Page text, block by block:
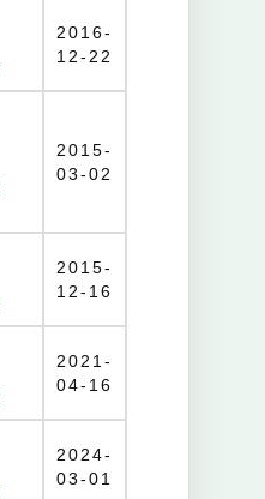
2016-
12-22
2015-
03-02
2015-
12-16
2021-
04-16
2024-
03-01